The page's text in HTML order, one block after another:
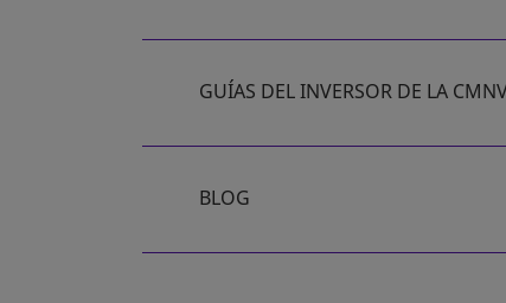
GUÍAS DEL INVERSOR DE LA
BLOG